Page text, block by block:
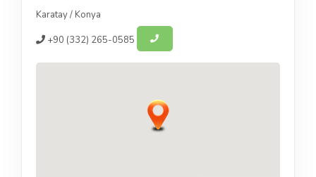
Karatay/ Konya
+90 (332) 265-0585